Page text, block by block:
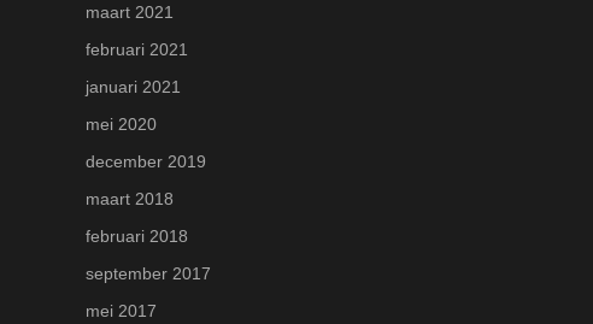
maart 2021
februari 2021
januari 2021
mei 2020
december 2019
maart 2018
februari 2018
september 2017
mei 2017